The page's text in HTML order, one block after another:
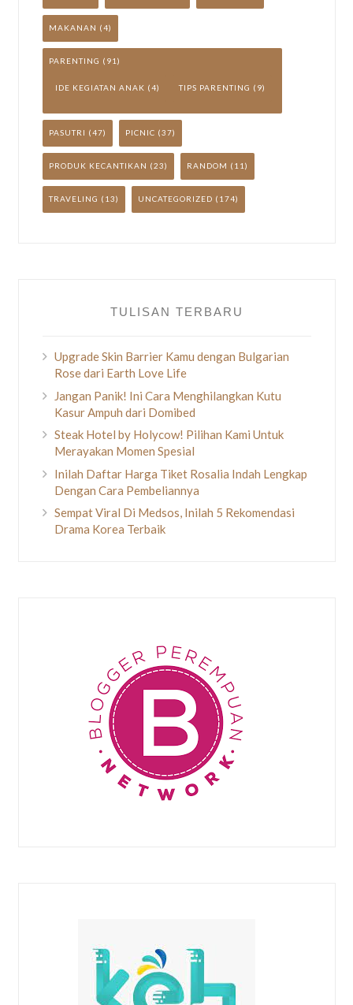
MAKANAN (4)
PARENTING (91)
IDE KEGIATAN ANAK (4) TIPS PARENTING (9)
PASUTRI (47) PICNIC (37)
PRODUK KECANTIKAN (23) RANDOM (11)
TRAVELING (13) UNCATEGORIZED (174)
TULISAN TERBARU
Upgrade Skin Barrier Kamu dengan Bulgarian
Rose dari Earth Love Life
Jangan Panik! Ini Cara Menghilangkan Kutu
Kasur Ampuh dari Domibed
Steak Hotel by Holycow! Pilihan Kami Untuk
Merayakan Momen Spesial
Inilah Daftar Harga Tiket Rosalia Indah Lengkap
Dengan Cara Pembeliannya
Sempat Viral Di Medsos, Inilah 5 Rekomendasi
Drama Korea Terbaik